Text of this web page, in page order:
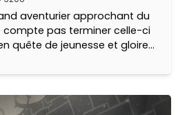
aventurier approchant du
compte pas terminer celle-ci
quête de jeunesse et gloire
sorti sur Nintendo Switch en
!